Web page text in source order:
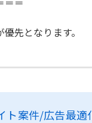
先となります。
ト案件/広告最